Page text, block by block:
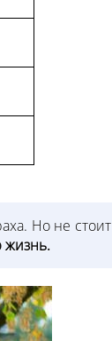
Но не стоит
жизнь.